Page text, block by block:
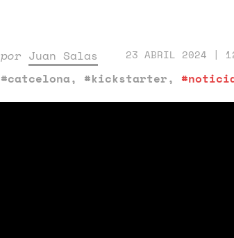
por Juan Salas 23 ABRIL 2024 |
#catcelona, #kickstarter,